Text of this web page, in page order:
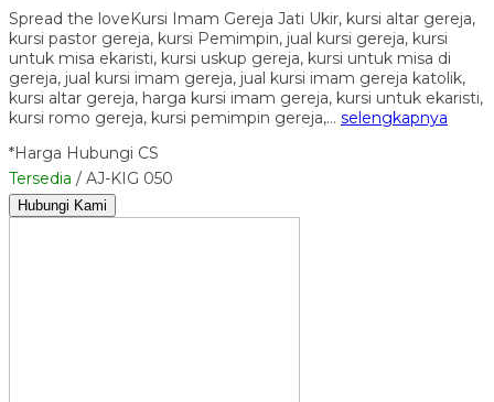
Spread the loveKursi Imam Gereja Jati Ukir, kursi altar gereja,
kursi pastor gereja, kursi Pemimpin, jual kursi gereja, kursi
untuk misa ekaristi, kursi uskup gereja, kursi untuk misa di
gereja, jual kursi imam gereja, jual kursi imam gereja katolik,
kursi altar gereja, harga kursi imam gereja, kursi untuk ekaristi,
kursi romo gereja, kursi pemimpin gereja,… selengkapnya
*Harga Hubungi CS
Tersedia / AJ-KIG 050
Hubungi Kami